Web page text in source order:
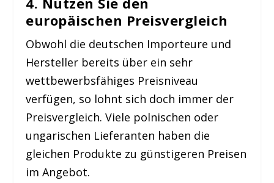
europäischen Preisvergleich
Obwohl die deutschen Importeure und
Hersteller bereits über ein sehr
wettbewerbsfähiges Preisniveau
verfügen, so lohnt sich doch immer der
Preisvergleich. Viele polnischen oder
ungarischen Lieferanten haben die
gleichen Produkte zu günstigeren Preisen
im Angebot.